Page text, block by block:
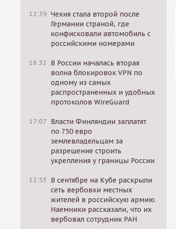
12:39 Чехия стала второй после
Германии страной, где
конфисковали автомобиль с
российскими номерами
18:32
В России началась вторая
волна блокировок VPN по
одному из самых
распространенных и удобных
протоколов WireGuard
17:07 Власти Финляндии заплатят
по 750 евро
землевладельцам за
разрешение строить
укрепления у границы России
12:53
В сентябре на Кубе раскрыли
сеть вербовки местных
жителей в российскую армию.
Наемники рассказали, что их
вербовал сотрудник РАН